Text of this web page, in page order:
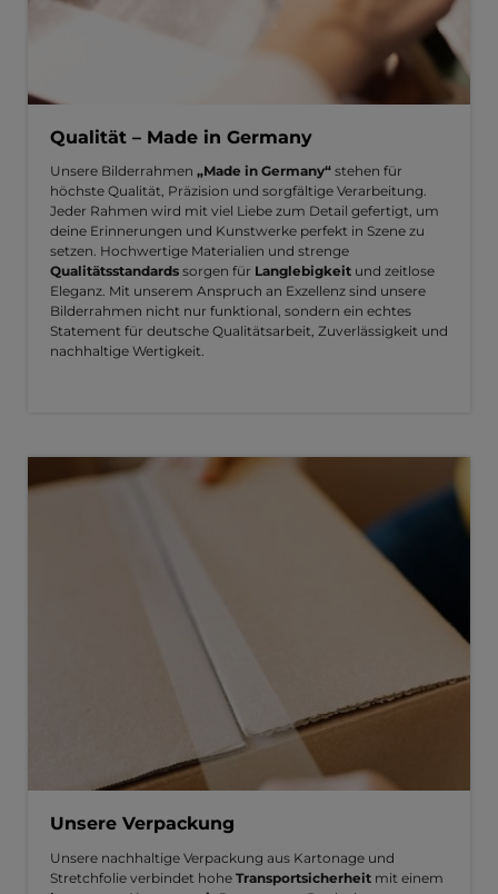
Qualität – Made in Germany
Unsere Bilderrahmen „Made in Germany“ stehen für
höchste Qualität, Präzision und sorgfältige Verarbeitung.
Jeder Rahmen wird mit viel Liebe zum Detail gefertigt, um
deine Erinnerungen und Kunstwerke perfekt in Szene zu
setzen. Hochwertige Materialien und strenge
Qualitätsstandards sorgen für Langlebigkeit und zeitlose
Eleganz. Mit unserem Anspruch an Exzellenz sind unsere
Bilderrahmen nicht nur funktional, sondern ein echtes
Statement für deutsche Qualitätsarbeit, Zuverlässigkeit und
nachhaltige Wertigkeit.
Unsere Verpackung
Unsere nachhaltige Verpackung aus Kartonage und
Stretchfolie verbindet hohe Transportsicherheit mit einem